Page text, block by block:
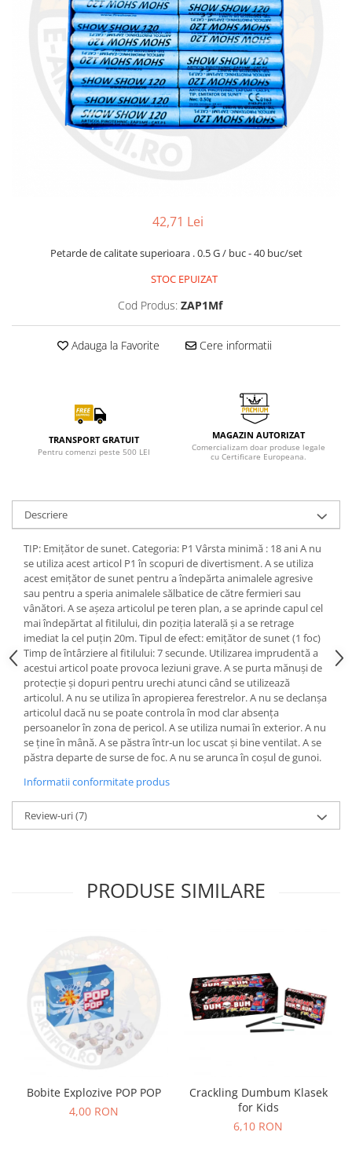
42,71 Lei
Petarde de calitate superioara . 0.5 G / buc - 40 buc/set
STOC EPUIZAT
Cod Produs: ZAP1Mf
Adauga la Favorite Cere informatii
TRANSPORT GRATUIT
Pentru comenzi peste 500 LEI
MAGAZIN AUTORIZAT
Comercializam doar produse legale
cu Certificare Europeana.
Descriere
TIP: Emițător de sunet. Categoria: P1 Vârsta minimă : 18 ani A nu
se utiliza acest articol P1 în scopuri de divertisment. A se utiliza
acest emițător de sunet pentru a îndepărta animalele agresive
sau pentru a speria animalele sălbatice de către fermieri sau
vânători. A se așeza articolul pe teren plan, a se aprinde capul cel
mai îndepărtat al fitilului, din poziția laterală și a se retrage
imediat la cel puțin 20m. Tipul de efect: emițător de sunet (1 foc)
Timp de întârziere al fitilului: 7 secunde. Utilizarea imprudentă a
acestui articol poate provoca leziuni grave. A se purta mănuși de
protecție și dopuri pentru urechi atunci când se utilizează
articolul. A nu se utiliza în apropierea ferestrelor. A nu se declanșa
articolul dacă nu se poate controla în mod clar absența
persoanelor în zona de pericol. A se utiliza numai în exterior. A nu
se ține în mână. A se păstra într-un loc uscat și bine ventilat. A se
păstra departe de surse de foc. A nu se arunca în coșul de gunoi.
Informatii conformitate produs
Review-uri(7)
PRODUSE SIMILARE
Bobite Explozive POP POP
4,00 RON
Crackling Dumbum Klasek
for Kids
6,10 RON